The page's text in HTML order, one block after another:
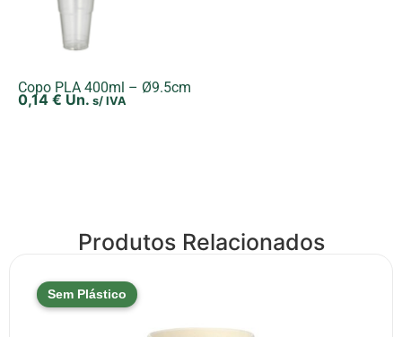
Copo PLA 400ml – Ø9.5cm
0,14 € Un. s/ IVA
Produtos Relacionados
Sem Plástico